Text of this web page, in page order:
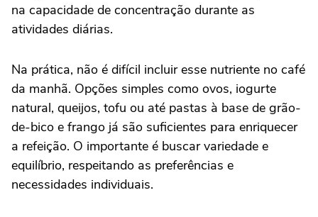
na capacidade de concentração durante as
atividades diárias.
Na prática, não é difícil incluir esse nutriente no café
da manhã. Opções simples como ovos, iogurte
natural, queijos, tofu ou até pastas à base de grão-
de-bico e frango já são suficientes para enriquecer
a refeição. O importante é buscar variedade e
equilíbrio, respeitando as preferências e
necessidades individuais.